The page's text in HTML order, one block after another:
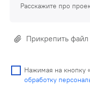
Расскажите про
Прикрепить
Нажимая на кнопку
обработку